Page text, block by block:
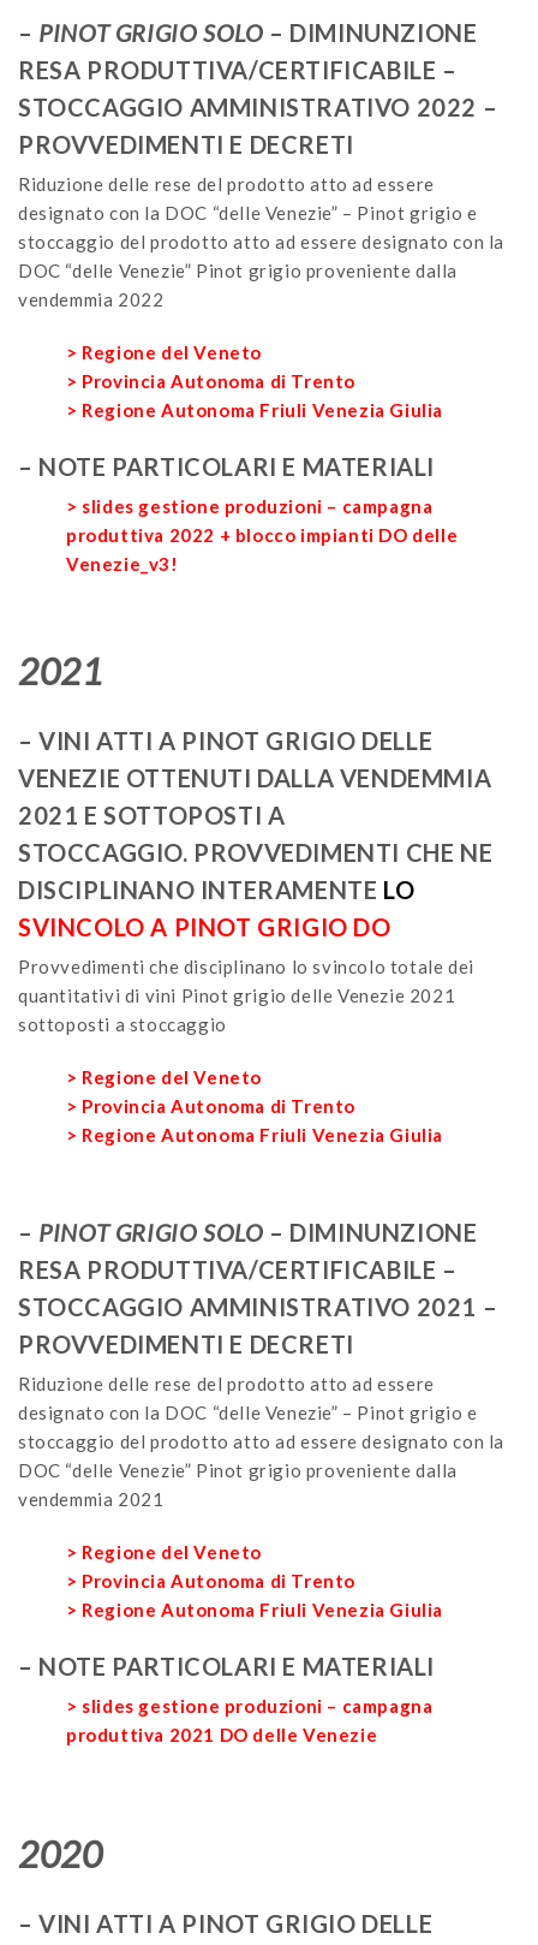
– PINOT GRIGIO SOLO – DIMINUNZIONE
RESA PRODUTTIVA/CERTIFICABILE –
STOCCAGGIO AMMINISTRATIVO 2022 –
PROVVEDIMENTI E DECRETI
Riduzione delle rese del prodotto atto ad essere
designato con la DOC “delle Venezie” – Pinot grigio e
stoccaggio del prodotto atto ad essere designato con la
DOC “delle Venezie” Pinot grigio proveniente dalla
vendemmia 2022
> Regione del Veneto
> Provincia Autonoma di Trento
> Regione Autonoma Friuli Venezia Giulia
– NOTE PARTICOLARI E MATERIALI
> slides gestione produzioni – campagna
produttiva 2022 + blocco impianti DO delle
Venezie_v3!
2021
– VINI ATTI A PINOT GRIGIO DELLE
VENEZIE OTTENUTI DALLA VENDEMMIA
2021 E SOTTOPOSTI A
STOCCAGGIO. PROVVEDIMENTI CHE NE
DISCIPLINANO INTERAMENTE LO
SVINCOLO A PINOT GRIGIO DO
Provvedimenti che disciplinano lo svincolo totale dei
quantitativi di vini Pinot grigio delle Venezie 2021
sottoposti a stoccaggio
> Regione del Veneto
> Provincia Autonoma di Trento
> Regione Autonoma Friuli Venezia Giulia
– PINOT GRIGIO SOLO – DIMINUNZIONE
RESA PRODUTTIVA/CERTIFICABILE –
STOCCAGGIO AMMINISTRATIVO 2021 –
PROVVEDIMENTI E DECRETI
Riduzione delle rese del prodotto atto ad essere
designato con la DOC “delle Venezie” – Pinot grigio e
stoccaggio del prodotto atto ad essere designato con la
DOC “delle Venezie” Pinot grigio proveniente dalla
vendemmia 2021
> Regione del Veneto
> Provincia Autonoma di Trento
> Regione Autonoma Friuli Venezia Giulia
– NOTE PARTICOLARI E MATERIALI
> slides gestione produzioni – campagna
produttiva 2021 DO delle Venezie
2020
– VINI ATTI A PINOT GRIGIO DELLE